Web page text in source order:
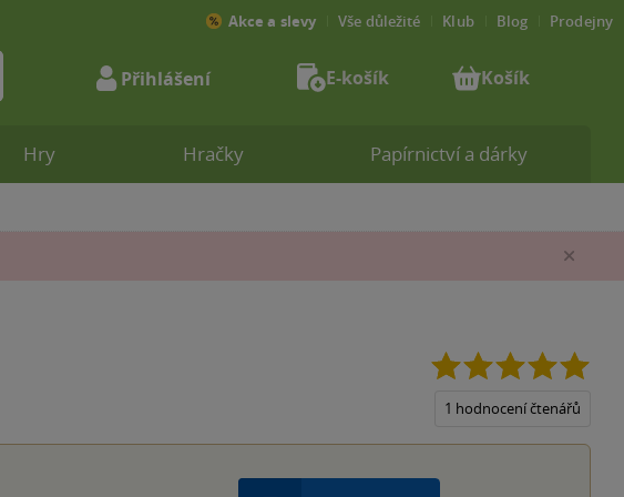
1 hodnocení čtenářů
Hry Hračky Papírnictví a dárky
Akce a slevy Vše důležité Klub Blog Prodejny
Přihlášení E-košík Košík